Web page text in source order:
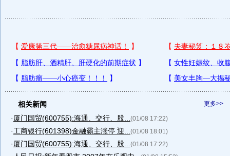
更多>>
相关新闻
· 厦门国贸(600755):海通、交行、股... (01/08 17:22)
·工商银行(601398)金融霸主涨停 迎... (01/08 18:01)
· 厦门国贸(600755):海通、交行、股... (01/08 17:22)